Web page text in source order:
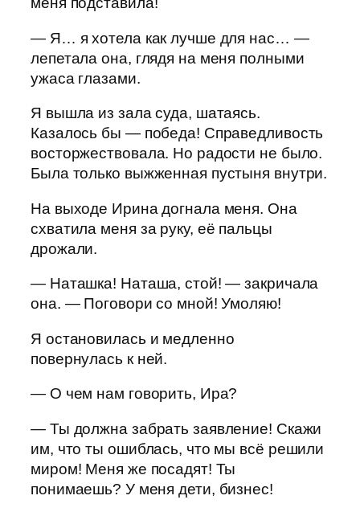
— Я… я хотела как лучше для нас… —
лепетала она, глядя на меня полными
ужаса глазами.
Я вышла из зала суда, шатаясь.
Казалось бы — победа! Справедливость
восторжествовала. Но радости не было.
Была только выжженная пустыня внутри.
На выходе Ирина догнала меня. Она
схватила меня за руку, её пальцы
дрожали.
— Наташка! Наташа, стой! — закричала
она. — Поговори со мной! Умоляю!
Я остановилась и медленно
повернулась к ней.
— О чем нам говорить, Ира?
— Ты должна забрать заявление! Скажи
им, что ты ошиблась, что мы всё решили
миром! Меня же посадят! Ты
понимаешь? У меня дети, бизнес!